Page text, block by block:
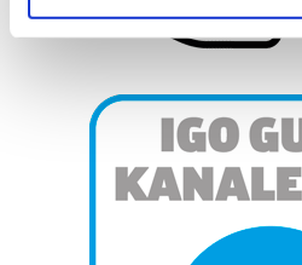
specific characteristics
Find out more about how your
Guk eta gure bazkideek zure
prozesatzen ditugu, zure IP
teknologia erabiliz, cookieak
pertsonalizatuak eskaintzeko,
neurtzeko, jendeari buruzko